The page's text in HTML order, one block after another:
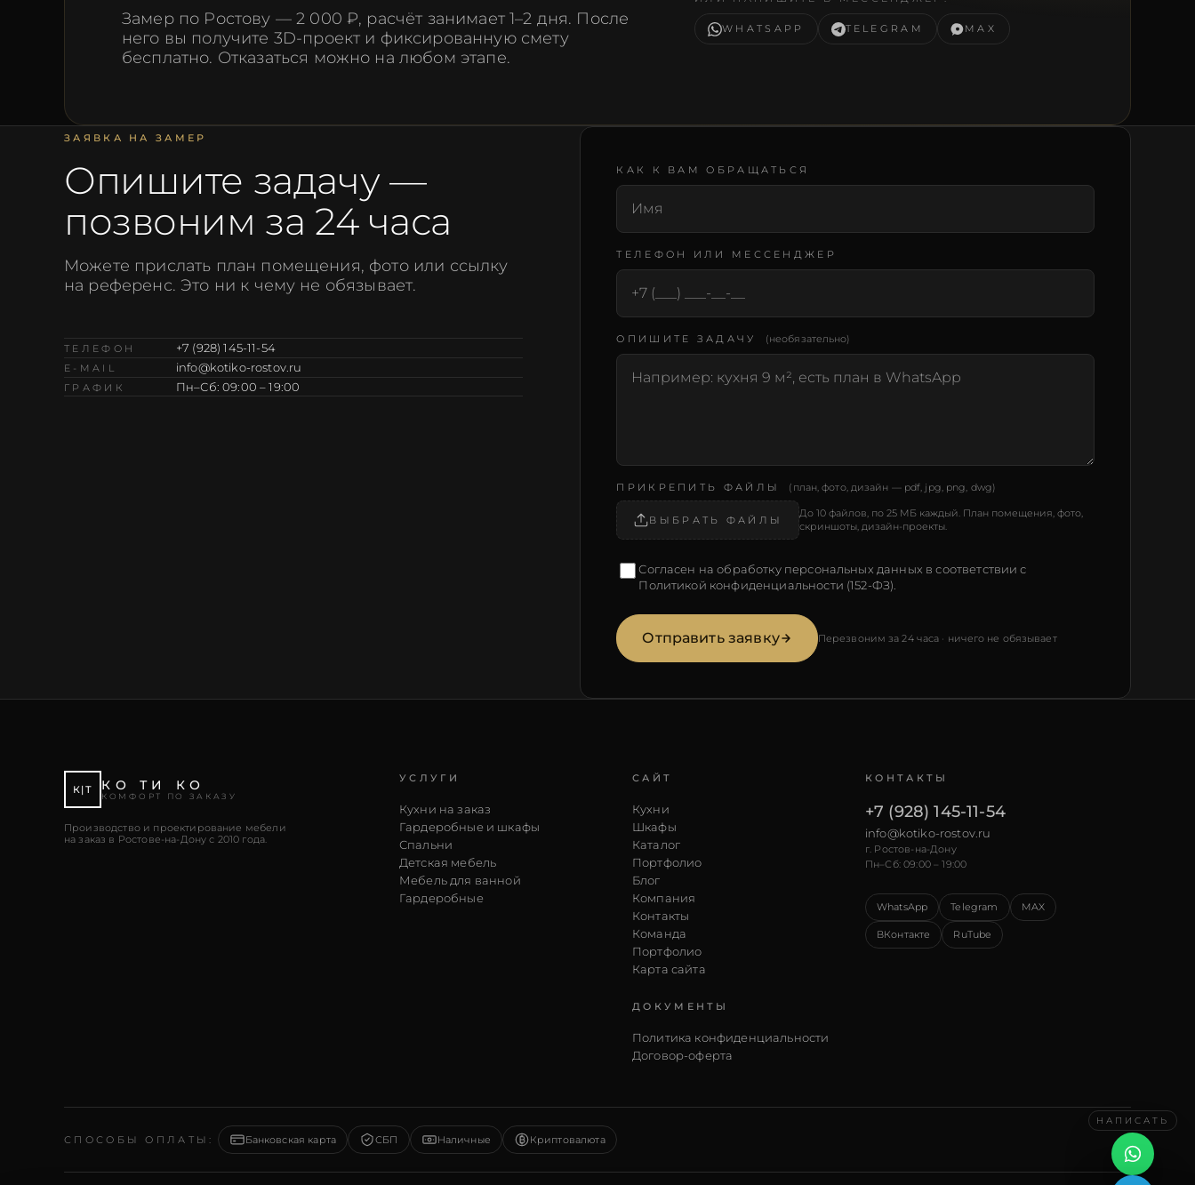
Замер по Ростову — 2 000 ₽, расчёт занимает 1–2 дня. После
него вы получите 3D-проект и фиксированную смету
бесплатно. Отказаться можно на любом этапе.
WHATSAPP TELEGRAM MAX
ЗАЯВКА НА ЗАМЕР
Опишите задачу —
позвоним за 24 часа
Можете прислать план помещения, фото или ссылку
на референс. Это ни к чему не обязывает.
ТЕЛЕФОН +7 (928) 145-11-54
E-MAIL info@kotiko-rostov.ru
ГРАФИК Пн–Сб: 09:00 – 19:00
Не заполняйте это поле
Подтвердите e-mail
КАК К ВАМ ОБРАЩАТЬСЯ
ТЕЛЕФОН ИЛИ МЕССЕНДЖЕР
ОПИШИТЕ ЗАДАЧУ (необязательно)
ПРИКРЕПИТЬ ФАЙЛЫ (план, фото, дизайн — pdf, jpg, png, dwg)
ВЫБРАТЬ ФАЙЛЫ
До 10 файлов, по 25 МБ каждый. План помещения, фото,
скриншоты, дизайн-проекты.
Согласен на обработку персональных данных в соответствии с
Политикой конфиденциальности (152-ФЗ).
Отправить заявку Перезвоним за 24 часа · ничего не обязывает
К|Т КО ТИ КО
КОМФОРТ ПО ЗАКАЗУ
Производство и проектирование мебели
на заказ в Ростове-на-Дону с 2010 года.
УСЛУГИ
Кухни на заказ
Гардеробные и шкафы
Спальни
Детская мебель
Мебель для ванной
Гардеробные
САЙТ
Кухни
Шкафы
Каталог
Портфолио
Блог
Компания
Контакты
Команда
Портфолио
Карта сайта
ДОКУМЕНТЫ
Политика конфиденциальности
Договор-оферта
КОНТАКТЫ
+7 (928) 145-11-54
info@kotiko-rostov.ru
г. Ростов-на-Дону
Пн–Сб: 09:00 – 19:00
WhatsApp Telegram MAX
ВКонтакте RuTube
СПОСОБЫ ОПЛАТЫ: Банковская карта СБП Наличные Криптовалюта
НАПИСАТЬ